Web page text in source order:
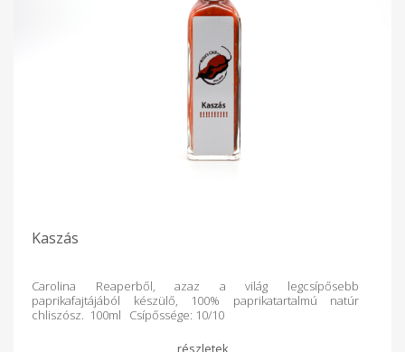
Kaszás
Carolina Reaperből, azaz a világ legcsípősebb
paprikafajtájából készülő, 100% paprikatartalmú natúr
chliszósz. 100ml Csípőssége: 10/10